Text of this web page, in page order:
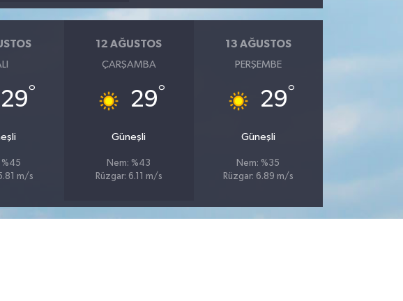
29°
%45
m/s
12 AĞUSTOS
ÇARŞAMBA
29°
Güneşli
Nem: %43
Rüzgar: 6.11 m/s
13 AĞUSTOS
PERŞEMBE
29°
Güneşli
Nem: %35
Rüzgar: 6.89 m/s